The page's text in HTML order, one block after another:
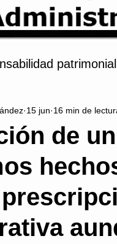
patrimonial
Procedimiento
Proceso
de
15 jun 16 min de